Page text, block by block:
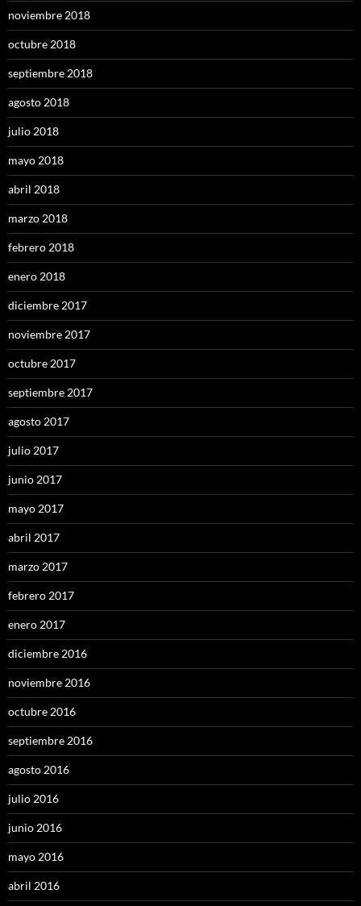
noviembre 2018
octubre 2018
septiembre 2018
agosto 2018
julio 2018
mayo 2018
abril 2018
marzo 2018
febrero 2018
enero 2018
diciembre 2017
noviembre 2017
octubre 2017
septiembre 2017
agosto 2017
julio 2017
junio 2017
mayo 2017
abril 2017
marzo 2017
febrero 2017
enero 2017
diciembre 2016
noviembre 2016
octubre 2016
septiembre 2016
agosto 2016
julio 2016
junio 2016
mayo 2016
abril 2016